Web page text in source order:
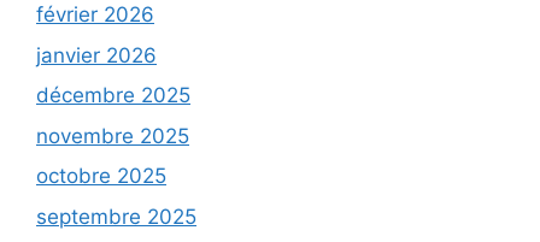
février 2026
janvier 2026
décembre 2025
novembre 2025
octobre 2025
septembre 2025